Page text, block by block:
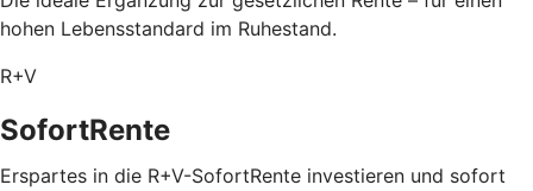
hohen Lebensstandard im Ruhestand.
R+V
SofortRente
Erspartes in die R+V-SofortRente investieren und sofort